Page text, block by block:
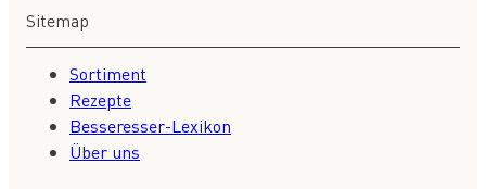
Sitemap
Sortiment
Rezepte
Besseresser-Lexikon
Über uns